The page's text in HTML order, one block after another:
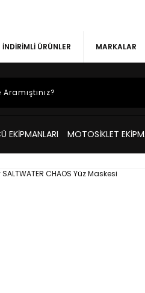
İNDİRİMLİ ÜRÜNLER MARKALAR
EKİPMANLARI MOTOSİKLET